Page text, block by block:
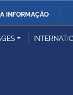
INFORMAÇÃO